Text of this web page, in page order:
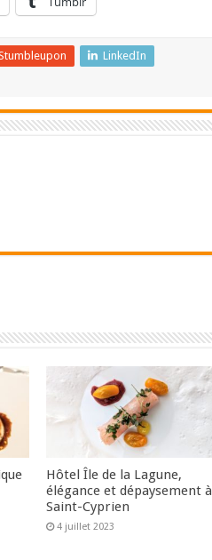
LinkedIn
Hôtel Île de la Lagune,
élégance et dépaysement à
Saint-Cyprien
4 juillet 2023